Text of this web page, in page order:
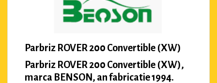
Parbriz ROVER 200 Convertible (XW)
Parbriz ROVER 200 Convertible (XW),
marca BENSON, an fabricatie 1994.